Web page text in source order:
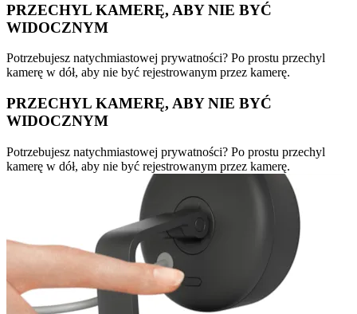
PRZECHYL KAMERĘ, ABY NIE BYĆ
WIDOCZNYM
Potrzebujesz natychmiastowej prywatności? Po prostu przechyl
kamerę w dół, aby nie być rejestrowanym przez kamerę.
PRZECHYL KAMERĘ, ABY NIE BYĆ
WIDOCZNYM
Potrzebujesz natychmiastowej prywatności? Po prostu przechyl
kamerę w dół, aby nie być rejestrowanym przez kamerę.